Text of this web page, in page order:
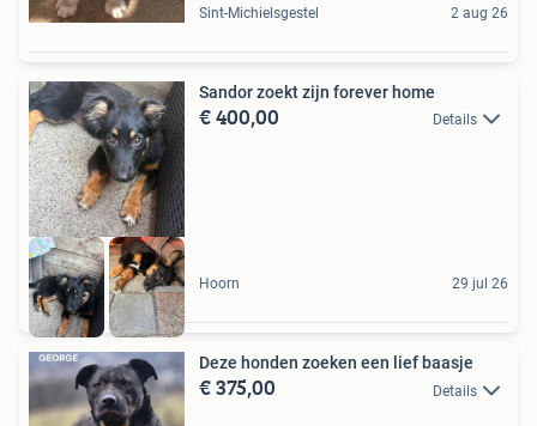
Sint-Michielsgestel 2 aug 26
Sandor zoekt zijn forever home
€ 400,00 Details
Hoorn 29 jul 26
Deze honden zoeken een lief baasje
€ 375,00 Details